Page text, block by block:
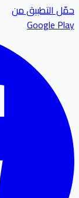
التطبيق من
Google